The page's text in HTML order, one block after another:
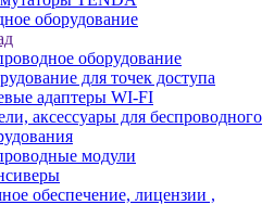
оборудование
оборудование
для точек доступа
адаптеры WI-FI
аксессуары для беспроводного
модули
обеспечение, лицензии ,